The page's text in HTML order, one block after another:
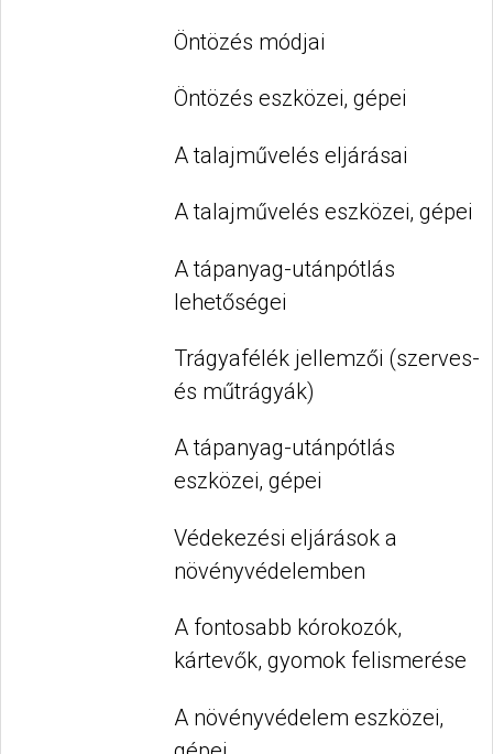
Öntözés módjai
Öntözés eszközei, gépei
A talajművelés eljárásai
A talajművelés eszközei, gépei
A tápanyag-utánpótlás
lehetőségei
Trágyafélék jellemzői (szerves-
és műtrágyák)
A tápanyag-utánpótlás
eszközei, gépei
Védekezési eljárások a
növényvédelemben
A fontosabb kórokozók,
kártevők, gyomok felismerése
A növényvédelem eszközei,